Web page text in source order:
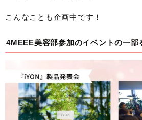
こんなことも企画中です！
4MEEE美容部参加のイベントの一部